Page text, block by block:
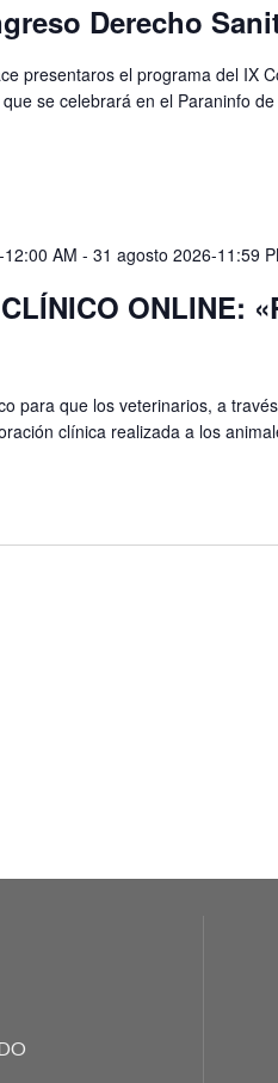
Derecho
presentaros el programa del IX
se celebrará en el Paraninfo
AM - 31 agosto 2026-11:59
ONLINE:
para que los veterinarios, a
clínica realizada a los